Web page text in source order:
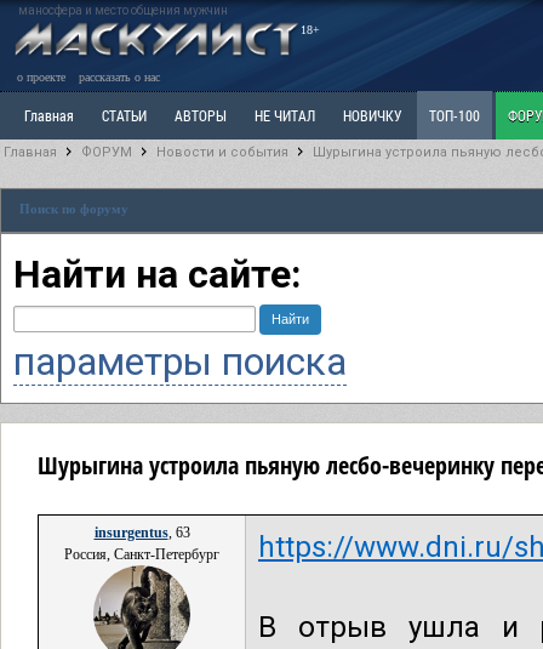
маносфера и место общения мужчин
18+
о проекте рассказать о нас
Главная СТАТЬИ АВТОРЫ НЕ ЧИТАЛ НОВИЧКУ ТОП-100
Ветка: Наболевшее. Выскажись!
РАЗДЕЛ: Разное
Главная ФОРУМ Новости и события Шурыгина устроила пьяную
Поиск по форуму
Найти на сайте:
параметры поиска
Шурыгина устроила пьяную лесбо-вечеринку
insurgentus, 63
Россия, Санкт-Петербург
https://www.dni.ru/
В отрыв ушла и